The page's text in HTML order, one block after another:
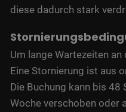
diese dadurch stark
Um lange Wartezeiten
Eine Stornierung ist aus
Die Buchung kann bis
Woche verschoben oder